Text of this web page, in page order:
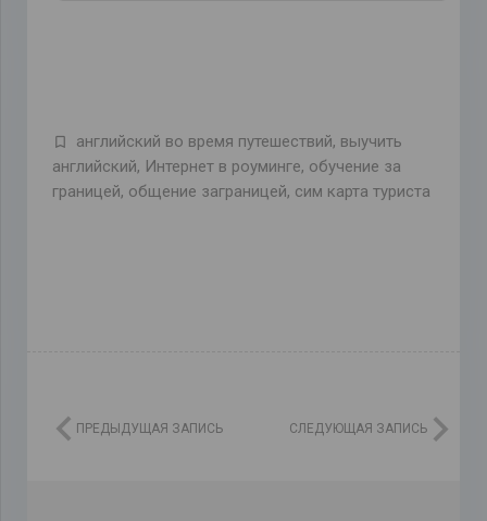
английский во время путешествий, выучить
английский, Интернет в роуминге, обучение за
границей, общение заграницей, сим карта туриста
ПРЕДЫДУЩАЯ ЗАПИСЬ СЛЕДУЮЩАЯ ЗАПИСЬ